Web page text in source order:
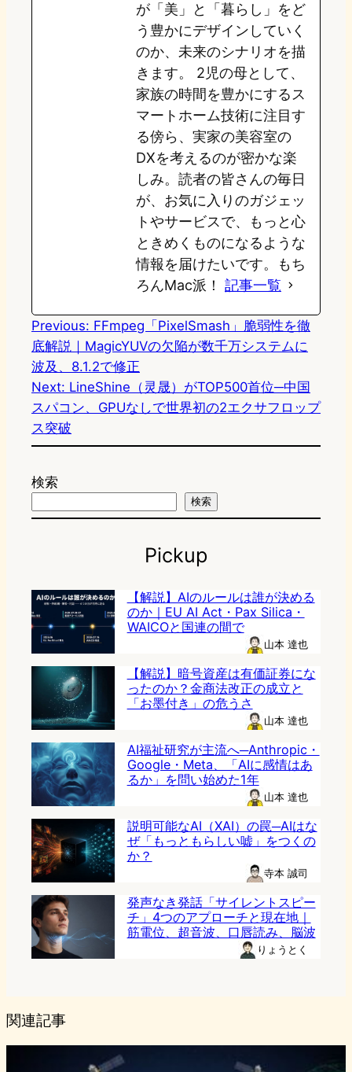
が「美」と「暮らし」をど
う豊かにデザインしていく
のか、未来のシナリオを描
きます。 2児の母として、
家族の時間を豊かにするス
マートホーム技術に注目す
る傍ら、実家の美容室の
DXを考えるのが密かな楽
しみ。読者の皆さんの毎日
が、お気に入りのガジェッ
トやサービスで、もっと心
ときめくものになるような
情報を届けたいです。もち
ろんMac派！ 記事一覧
Previous: FFmpeg「PixelSmash」脆弱性を徹
底解説｜MagicYUVの欠陥が数千万システムに
波及、8.1.2で修正
Next: LineShine（灵晟）がTOP500首位─中国
スパコン、GPUなしで世界初の2エクサフロップ
ス突破
検索
検索
Pickup
【解説】AIのルールは誰が決める
のか｜EU AI Act・Pax Silica・
WAICOと国連の間で
山本 達也
【解説】暗号資産は有価証券にな
ったのか？金商法改正の成立と
「お墨付き」の危うさ
山本 達也
AI福祉研究が主流へ─Anthropic・
Google・Meta、「AIに感情はあ
るか」を問い始めた1年
山本 達也
説明可能なAI（XAI）の罠─AIはな
ぜ「もっともらしい嘘」をつくの
か？
寺本 誠司
発声なき発話「サイレントスピー
チ」4つのアプローチと現在地｜
筋電位、超音波、口唇読み、脳波
りょうとく
関連記事